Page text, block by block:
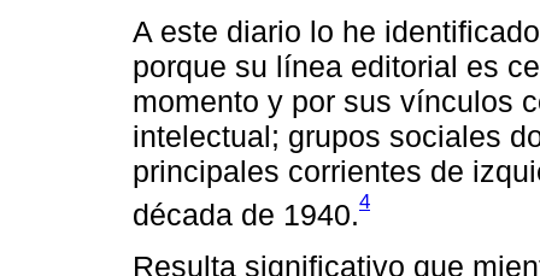
A este diario lo he
porque su línea editorial es
momento y por sus vínculos
intelectual; grupos sociales
principales corrientes de
década de 1940.4
Resulta significativo que